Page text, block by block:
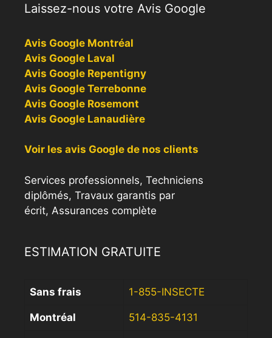
Laissez-nous votre Avis Google
Avis Google Montréal
Avis Google Laval
Avis Google Repentigny
Avis Google Terrebonne
Avis Google Rosemont
Avis Google Lanaudière
Voir les avis Google de nos clients
Services professionnels, Techniciens
diplômés, Travaux garantis par
écrit, Assurances complète
ESTIMATION GRATUITE
Sans frais 1-855-INSECTE
Montréal 514-835-4131